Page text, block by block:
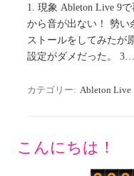
1. 現象 Ableton Live 9
から音が出ない！ 勢い
ストールをしてみたが
設定がダメだった。 3…
カテゴリー: Ableton Live
こんにちは！